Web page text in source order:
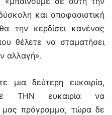
και αποφασιστική
την κερδίσει κανένας
θέλετε να σταματήσει
αλλαγή».
μια δεύτερη ευκαιρία,
ΤΗΝ ευκαιρία να
μας πρόγραμμα, τώρα δε